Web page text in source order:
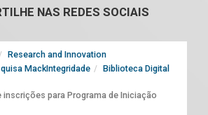
NAS REDES SOCIAIS
Research and Innovation
MackIntegridade
Biblioteca Digital
inscrições para Programa de Iniciação